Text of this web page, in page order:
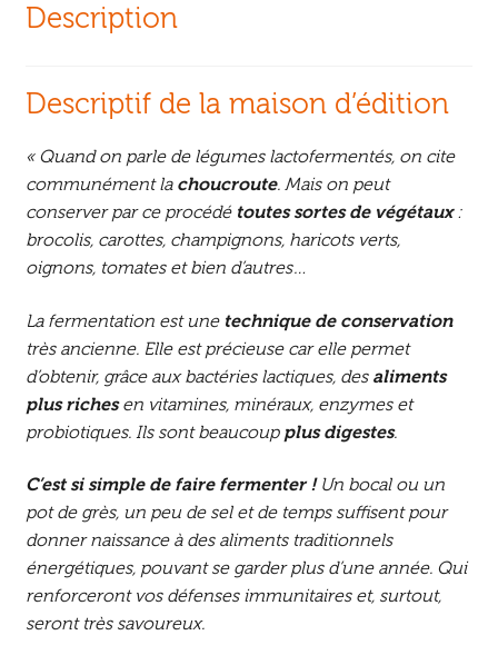
Description
Descriptif de la maison d’édition
« Quand on parle de légumes lactofermentés, on cite
communément la choucroute. Mais on peut
conserver par ce procédé toutes sortes de végétaux:
brocolis, carottes, champignons, haricots verts,
oignons, tomates et bien d’autres…
La fermentation est une technique de conservation
très ancienne. Elle est précieuse car elle permet
d’obtenir, grâce aux bactéries lactiques, des aliments
plus richesen vitamines, minéraux, enzymes et
probiotiques. Ils sont beaucoup plus digestes.
C’est si simple de faire fermenter !Un bocal ou un
pot de grès, un peu de sel et de temps suffisent pour
donner naissance à des aliments traditionnels
énergétiques, pouvant se garder plus d’une année. Qui
renforceront vos défenses immunitaires et, surtout,
seront très savoureux.